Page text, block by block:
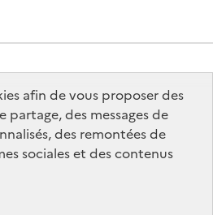
afin de vous proposer des
des messages de
des remontées de
sociales et des contenus